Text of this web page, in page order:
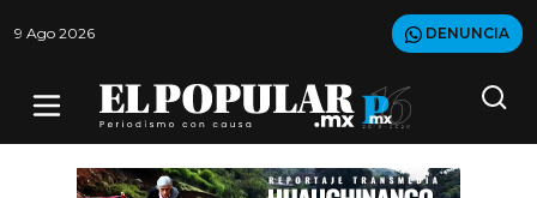
9 Ago 2026 DENUNCIA